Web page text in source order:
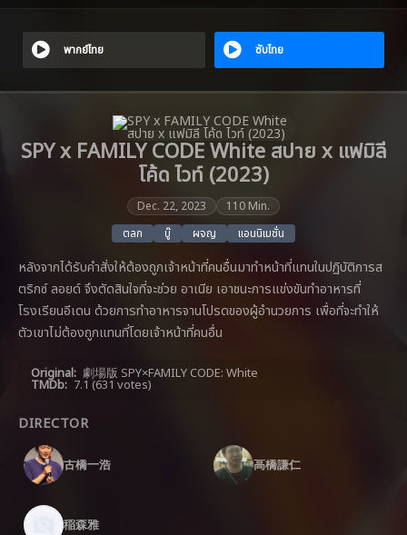
พากย์ไทย ซับไทย
SPY x FAMILY CODE White สปาย x แฟมิลี
โค้ด ไวท์ (2023)
Dec. 22, 2023
110 Min.
ตลก
บู๊ ผจญ แอนนิเมชั่น
หลังจากได้รับคำสั่งให้ต้องถูกเจ้าหน้าที่คนอื่นมาทำหน้าที่แทนในปฏิบัติการส
ตริกซ์ ลอยด์ จึงตัดสินใจที่จะช่วย อาเนีย เอาชนะการแข่งขันทำอาหารที่
โรงเรียนอีเดน ด้วยการทำอาหารจานโปรดของผู้อำนวยการ เพื่อที่จะทำให้
ตัวเขาไม่ต้องถูกแทนที่โดยเจ้าหน้าที่คนอื่น
Original: 劇場版 SPY×FAMILY CODE: White
TMDb: 7.1 (631 votes)
DIRECTOR
古橋一浩 高橋謙仁
稲森雅